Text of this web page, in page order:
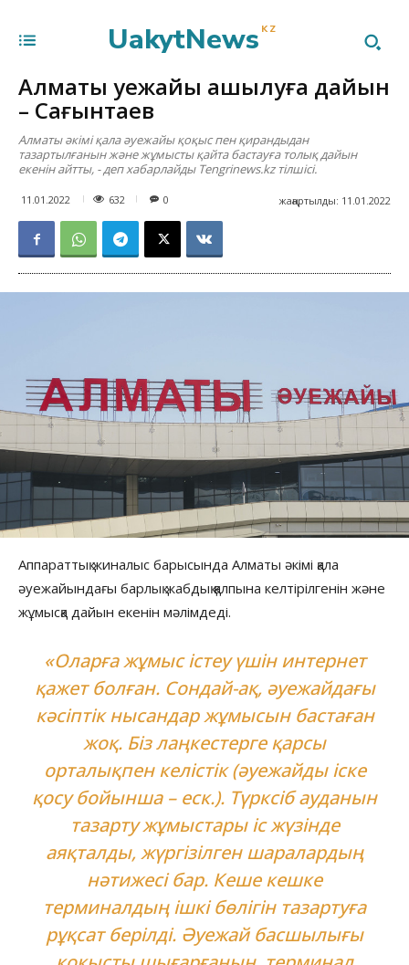
UakytNews KZ
Алматы әуежайы ашылуға дайын
– Сағынтаев
Алматы әкімі қала әуежайы қоқыс пен қирандыдан
тазартылғанын және жұмысты қайта бастауға толық дайын
екенін айтты, - деп хабарлайды Tengrinews.kz тілшісі.
11.01.2022 632 жаңартылды: 11.01.2022
0
Аппараттық жиналыс барысында Алматы әкімі қала
әуежайындағы барлық жабдық қалпына келтірілгенін және
жұмысқа дайын екенін мәлімдеді.
«Оларға жұмыс істеу үшін интернет
қажет болған. Сондай-ақ, әуежайдағы
кәсіптік нысандар жұмысын бастаған
жоқ. Біз лаңкестерге қарсы
орталықпен келістік (әуежайды іске
қосу бойынша – еск.). Түрксіб ауданын
тазарту жұмыстары іс жүзінде
аяқталды, жүргізілген шаралардың
нәтижесі бар. Кеше кешке
терминалдың ішкі бөлігін тазартуға
рұқсат берілді. Әуежай басшылығы